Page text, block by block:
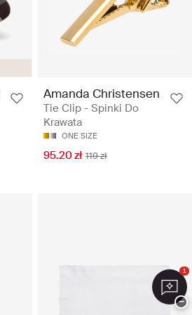
Amanda Christensen
Tie Clip - Spinki Do
Krawata
ONE SIZE
95.20 zł 119 zł
1
−